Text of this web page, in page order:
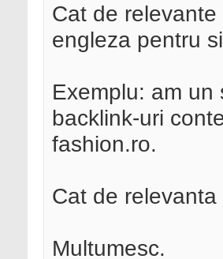
Cat de
engleza pentru
Exemplu: am
backlink-uri
fashion.ro.
Cat de
Multumesc.